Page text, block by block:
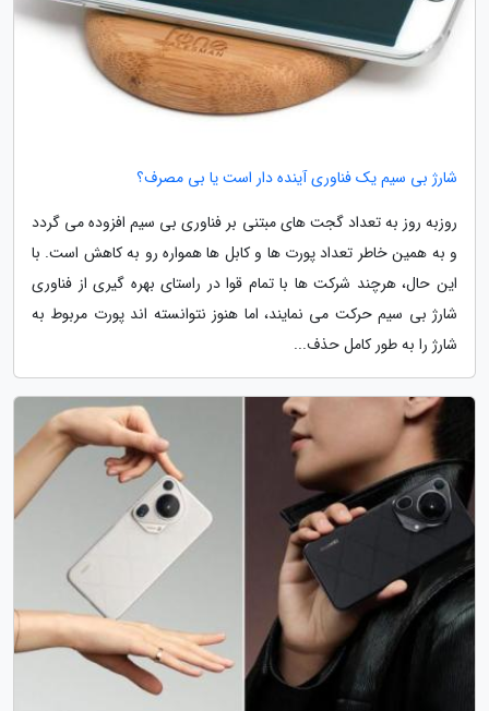
شارژ بی سیم یک فناوری آینده دار است یا بی مصرف؟
روزبه روز به تعداد گجت های مبتنی بر فناوری بی سیم افزوده می گردد
و به همین خاطر تعداد پورت ها و کابل ها همواره رو به کاهش است. با
این حال، هرچند شرکت ها با تمام قوا در راستای بهره گیری از فناوری
شارژ بی سیم حرکت می نمایند، اما هنوز نتوانسته اند پورت مربوط به
شارژ را به طور کامل حذف...